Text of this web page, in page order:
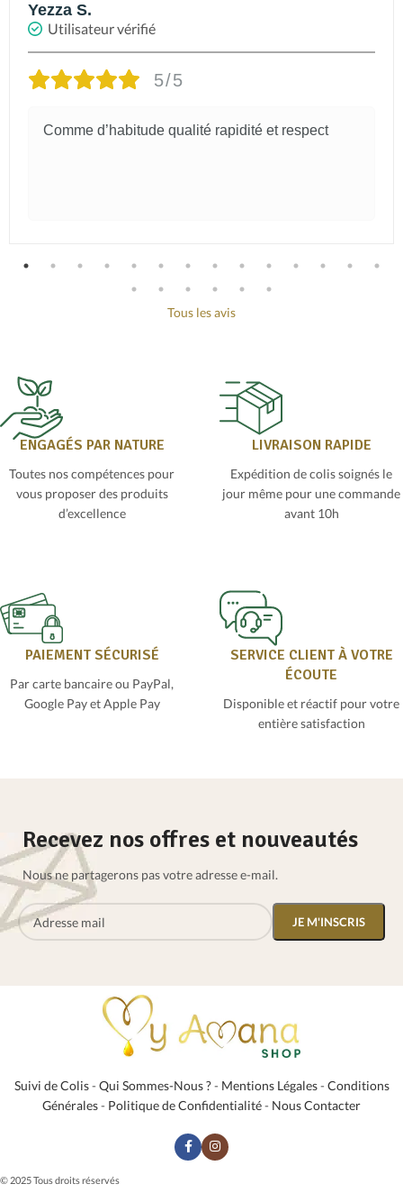
Yezza S.
Utilisateur vérifié
5/5
Comme d’habitude qualité rapidité et respect
Tous les avis
ENGAGÉS PAR NATURE
Toutes nos compétences pour
vous proposer des produits
d’excellence
LIVRAISON RAPIDE
Expédition de colis soignés le
jour même pour une commande
avant 10h
PAIEMENT SÉCURISÉ
Par carte bancaire ou PayPal,
Google Pay et Apple Pay
SERVICE CLIENT À VOTRE
ÉCOUTE
Disponible et réactif pour votre
entière satisfaction
Recevez nos offres et nouveautés
Nous ne partagerons pas votre adresse e-mail.
Suivi de Colis- Qui Sommes-Nous ?- Mentions Légales- Conditions
Générales- Politique de Confidentialité- Nous Contacter
© 2025 Tous droits réservés